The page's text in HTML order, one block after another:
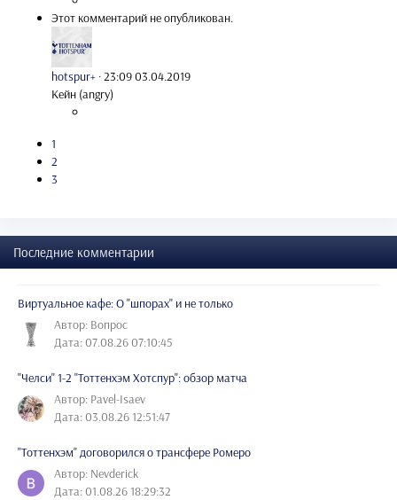
Этот комментарий не опубликован.
hotspur+ ·23:09 03.04.2019
Кейн (angry)
1
2
3
Последние комментарии
Виртуальное кафе: О "шпорах" и не только
Автор: Вопрос
Дата: 07.08.26 07:10:45
"Челси" 1-2 "Тоттенхэм Хотспур": обзор матча
Автор: Pavel-Isaev
Дата: 03.08.26 12:51:47
"Тоттенхэм" договорился о трансфере Ромеро
Автор: Nevderick
Дата: 01.08.26 18:29:32